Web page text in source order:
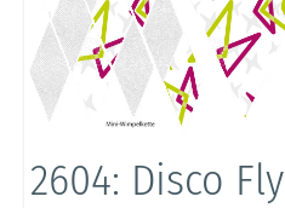
2604: Disco Fly